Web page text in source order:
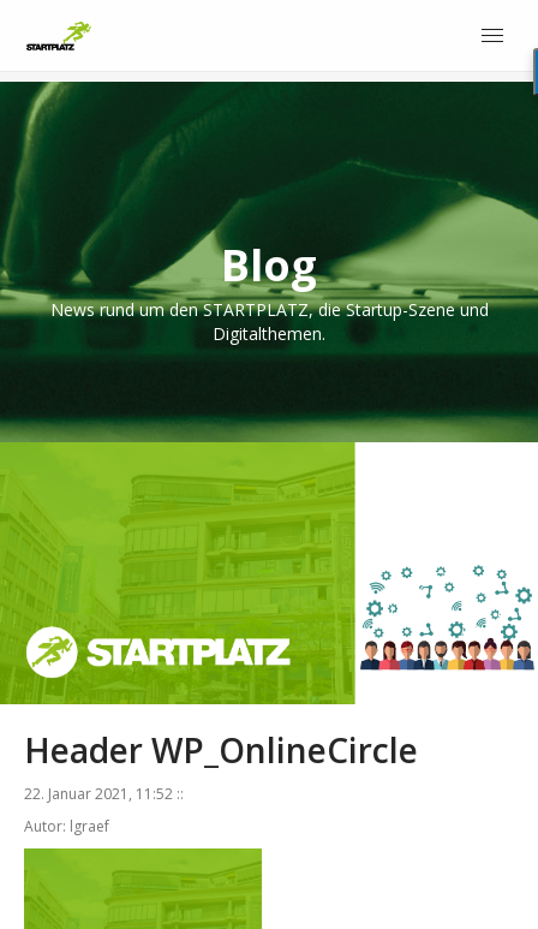
Blog
News rund um den STARTPLATZ, die Startup-Szene und
Digitalthemen.
Header WP_OnlineCircle
22. Januar 2021, 11:52 ::
Autor: lgraef